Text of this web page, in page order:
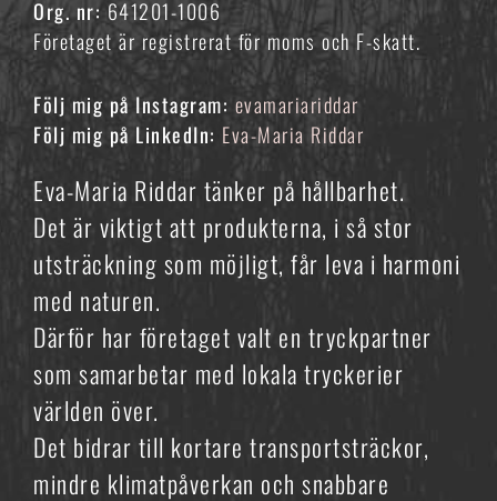
Org. nr: 641201-1006
Företaget är registrerat för moms och F-skatt.
Följ mig på Instagram: evamariariddar
Följ mig på LinkedIn: Eva-Maria Riddar
Eva-Maria Riddar tänker på hållbarhet.
Det är viktigt att produkterna, i så stor
utsträckning som möjligt, får leva i harmoni
med naturen.
Därför har företaget valt en tryckpartner
som samarbetar med lokala tryckerier
världen över.
Det bidrar till kortare transportsträckor,
mindre klimatpåverkan och snabbare